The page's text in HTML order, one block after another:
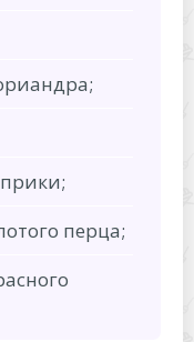
перца;